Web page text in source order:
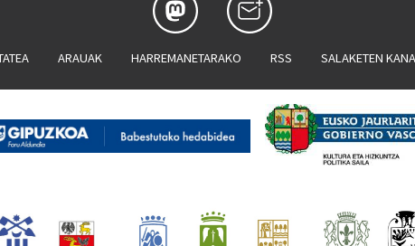
ARAUAK HARREMANETARAKO RSS SALAKETEN